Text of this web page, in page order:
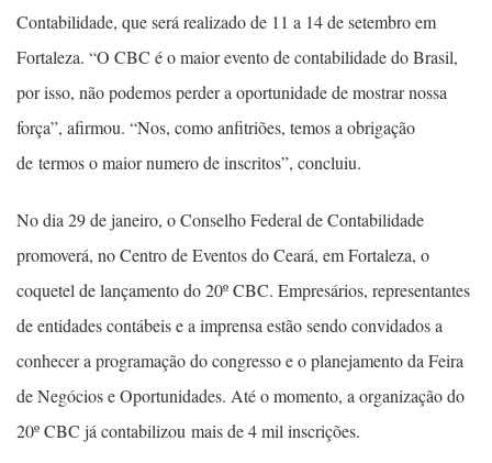
Contabilidade, que será realizado de 11 a 14 de setembro em
Fortaleza. “O CBC é o maior evento de contabilidade do Brasil,
por isso, não podemos perder a oportunidade de mostrar nossa
força”, afirmou. “Nos, como anfitriões, temos a obrigação
de termos o maior numero de inscritos”, concluiu.
No dia 29 de janeiro, o Conselho Federal de Contabilidade
promoverá, no Centro de Eventos do Ceará, em Fortaleza, o
coquetel de lançamento do 20º CBC. Empresários, representantes
de entidades contábeis e a imprensa estão sendo convidados a
conhecer a programação do congresso e o planejamento da Feira
de Negócios e Oportunidades. Até o momento, a organização do
20º CBC já contabilizou mais de 4 mil inscrições.